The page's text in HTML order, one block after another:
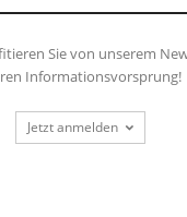
Sie von unserem
Informationsvorsprung!
Jetzt anmelden